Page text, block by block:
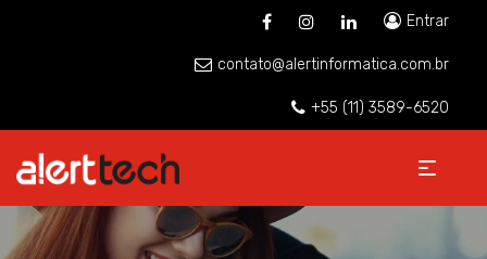
Entrar
contato@alertinformatica.com.br
+55 (11) 3589-6520